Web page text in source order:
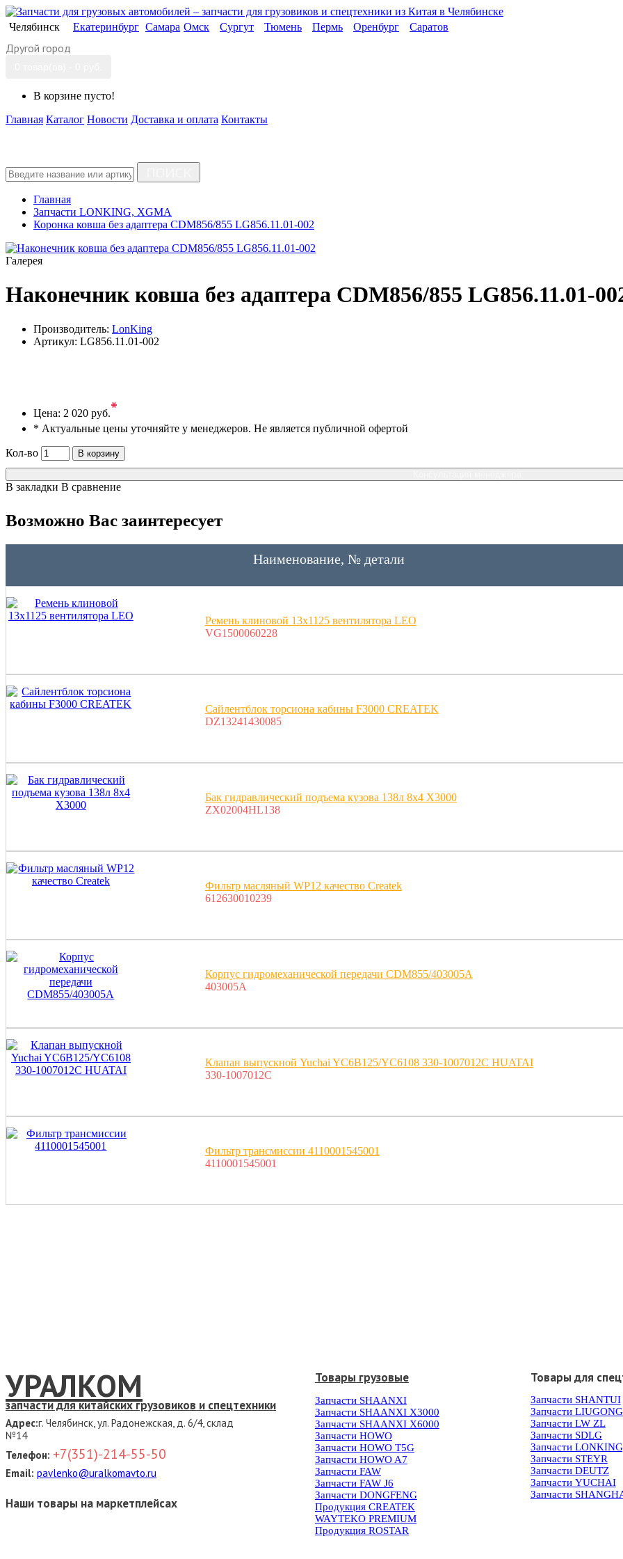
Челябинск Екатеринбург Самара Омск Сургут Тюмень Пермь Оренбург Саратов
Другой город
В корзине пусто!
Главная Каталог Новости Доставка и оплата Контакты
Главная
Запчасти LONKING, XGMA
Коронка ковша без адаптера CDM856/855 LG856.11.01-002
Галерея
Наконечник ковша без адаптера CDM856/855 LG856.11.01-
Производитель: LonKing
Артикул: LG856.11.01-002
Цена: 2 020 руб.*
* Актуальные цены уточняйте у менеджеров. Не является публичной офертой
Кол-во
В корзину
В закладки В сравнение
Возможно Вас заинтересует
Наименование, № детали
Ремень клиновой 13x1125 вентилятора LEO
VG1500060228
Сайлентблок торсиона кабины F3000 CREATEK
DZ13241430085
Бак гидравлический подъема кузова 138л 8х4 X3000
ZX02004HL138
Фильтр масляный WP12 качество Createk
612630010239
Корпус гидромеханической передачи CDM855/403005A
403005A
Клапан выпускной Yuchai YC6B125/YC6108 330-1007012C HUATAI
330-1007012C
Фильтр трансмиссии 4110001545001
4110001545001
УРАЛКОМ
запчасти для китайских грузовиков и спецтехники
Адрес:г. Челябинск, ул. Радонежская, д. 6/4, склад
№14
Телефон: +7(351)-214-55-50
Email: pavlenko@uralkomavto.ru
Наши товары на маркетплейсах
Товары грузовые
Запчасти SHAANXI
Запчасти SHAANXI X3000
Запчасти SHAANXI X6000
Запчасти HOWO
Запчасти HOWO T5G
Запчасти HOWO A7
Запчасти FAW
Запчасти FAW J6
Запчасти DONGFENG
Продукция CREATEK
WAYTEKO PREMIUM
Продукция ROSTAR
Товары для
Запчасти SHANTUI
Запчасти LIUGONG
Запчасти LW ZL
Запчасти SDLG
Запчасти
Запчасти STEYR
Запчасти DEUTZ
Запчасти YUCHAI
Запчасти